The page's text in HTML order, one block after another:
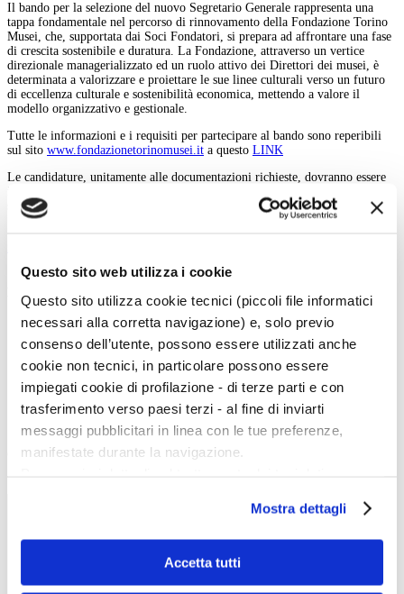
Questo sito web utilizza i cookie
Questo sito utilizza cookie tecnici (piccoli file informatici
necessari alla corretta navigazione) e, solo previo
consenso dell’utente, possono essere utilizzati anche
cookie non tecnici, in particolare possono essere
impiegati cookie di profilazione - di terze parti e con
trasferimento verso paesi terzi - al fine di inviarti
messaggi pubblicitari in linea con le tue preferenze,
manifestate durante la navigazione.
scelte privacy sui cookie, ti invitiamo a prendere visione
dell’informativa cookie.
Chiudendo il banner tramite la “X” prosegui la
navigazione senza alcuna profilazione e con installazione
Mostra dettagli
Accetta tutti
Il bando per la selezione del nuovo Segretario Generale rappresenta una
tappa fondamentale nel percorso di rinnovamento della Fondazione Torino
Musei, che, supportata dai Soci Fondatori, si prepara ad affrontare una fase
di crescita sostenibile e duratura. La Fondazione, attraverso un vertice
direzionale managerializzato ed un ruolo attivo dei Direttori dei musei, è
determinata a valorizzare e proiettare le sue linee culturali verso un futuro
di eccellenza culturale e sostenibilità economica, mettendo a valore il
modello organizzativo e gestionale.
Tutte le informazioni e i requisiti per partecipare al bando sono reperibili
sul sito www.fondazionetorinomusei.it a questo LINK
Le candidature, unitamente alle documentazioni richieste, dovranno essere
seguente casella di posta elettronica certificata:
avvisoftm@pec.it
Tutte le news
Mostre
Kids
In galleria
Cataloghi e libri
Aste e mercato
Concorsi e Lavoro
Calendario